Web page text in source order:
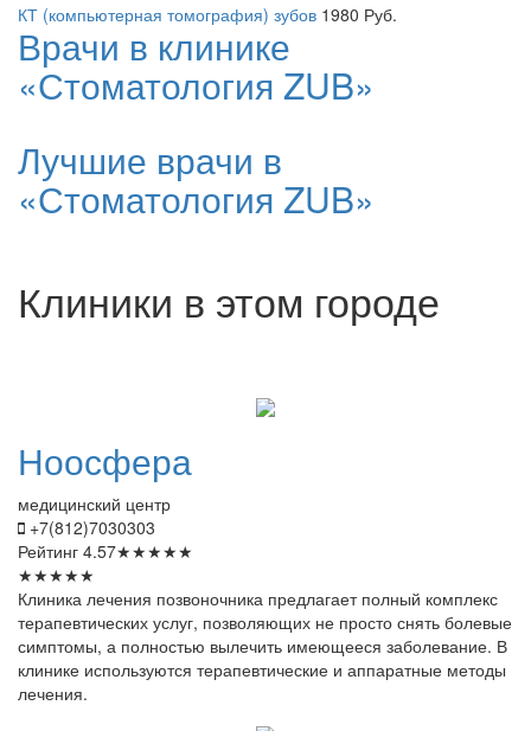
КТ (компьютерная томография) зубов 1980 Руб.
Врачи в клинике
«Стоматология ZUB»
Лучшие врачи в
«Стоматология ZUB»
Клиники в этом городе
Ноосфера
медицинский центр
+7(812)7030303
Рейтинг 4.57★★★★★
★★★★★
Клиника лечения позвоночника предлагает полный комплекс
терапевтических услуг, позволяющих не просто снять болевые
симптомы, а полностью вылечить имеющееся заболевание. В
клинике используются терапевтические и аппаратные методы
лечения.